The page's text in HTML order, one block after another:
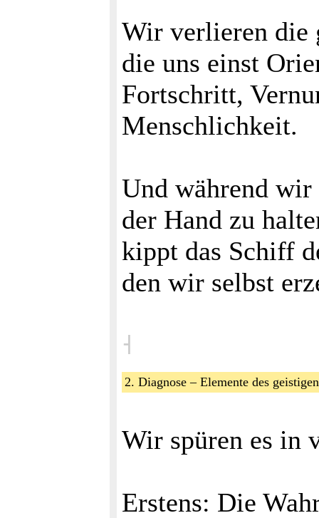
Wir verlieren die
die uns einst
Fortschritt,
Menschlichkeit.
Und während wir
der Hand zu
kippt das Schiff
den wir selbst
˧
2. Diagnose – Elemente des
Wir spüren es in
Erstens: Die